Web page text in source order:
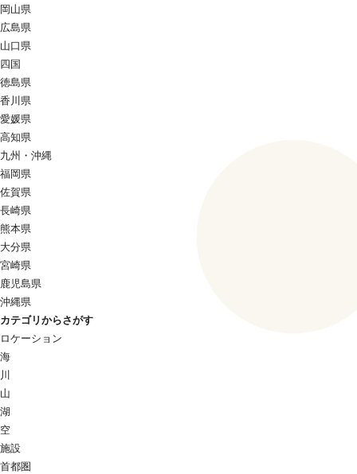
岡山県
広島県
山口県
四国
徳島県
香川県
愛媛県
高知県
九州・沖縄
福岡県
佐賀県
長崎県
熊本県
大分県
宮崎県
鹿児島県
沖縄県
カテゴリからさがす
ロケーション
海
川
山
湖
空
施設
首都圏